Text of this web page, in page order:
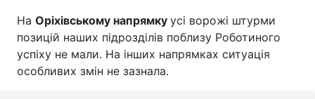
На Оріхівському напрямку усі ворожі штурми
позицій наших підрозділів поблизу Роботиного
успіху не мали. На інших напрямках ситуація
особливих змін не зазнала.